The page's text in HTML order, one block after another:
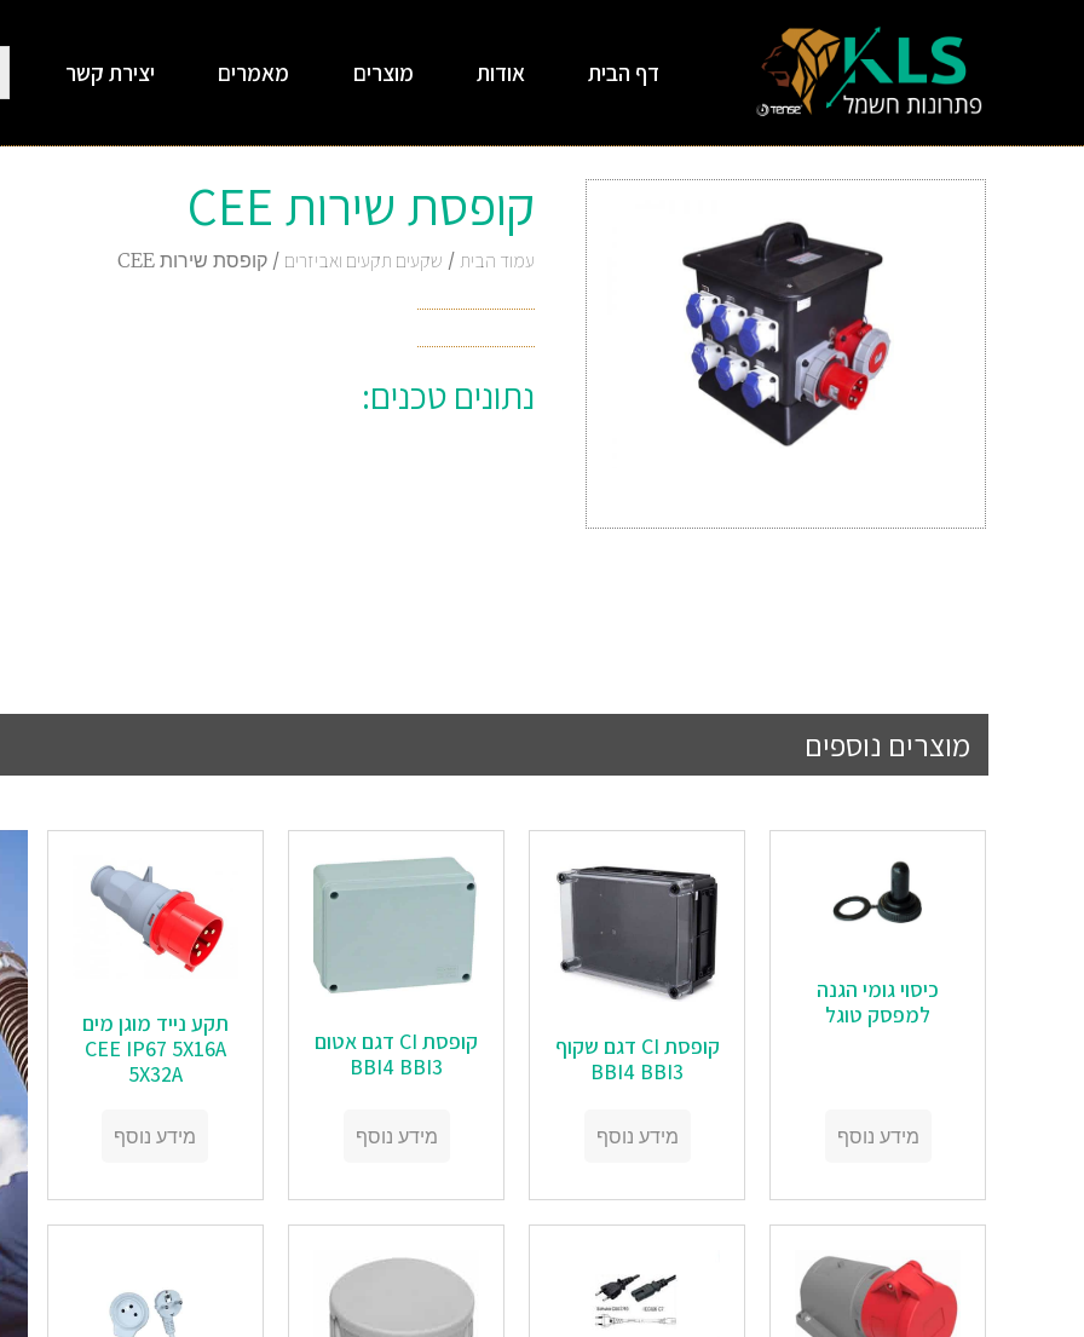
דף הבית אודות מוצרים מאמרים יצירת קשר
קופסת שירות CEE
עמוד הבית / שקעים תקעים ואביזרים / קופסת שירות CEE
נתונים טכנים:
מוצרים נוספים
כיסוי גומי הגנה
למפסק טוגל
מידע נוסף
‏‏קופסת CI דגם שקוף
BBI4 BBI3
מידע נוסף
‏‏קופסת CI דגם אטום
BBI4 BBI3
מידע נוסף
תקע נייד מוגן מים
CEE IP67 5X16A
5X32A
מידע נוסף